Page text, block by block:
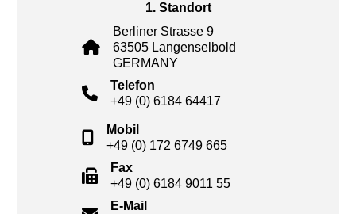
1. Standort
Berliner Strasse 9
63505 Langenselbold
GERMANY
Telefon
+49 (0) 6184 64417
Mobil
+49 (0) 172 6749 665
Fax
+49 (0) 6184 9011 55
E-Mail